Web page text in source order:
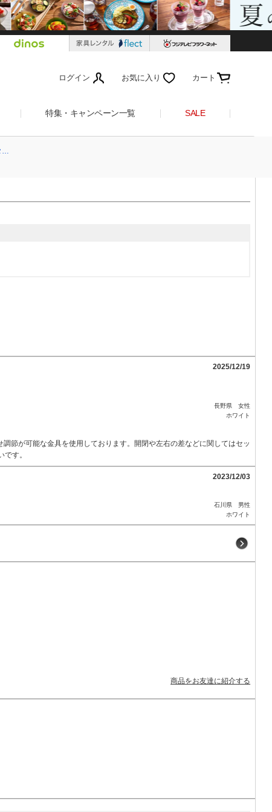
ログイン お気に入り カート
特集・キャンペーン一覧 SALE
…
2025/12/19
長野県 女性
ホワイト
節が可能な金具を使用しております。開閉や左右の差などに関してはセッ
す。
2023/12/03
石川県 男性
ホワイト
商品をお友達に紹介する